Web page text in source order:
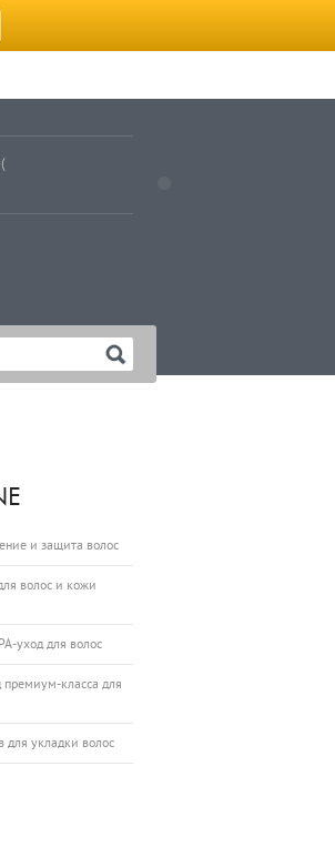
и защита волос
волос и кожи
уход для волос
премиум-класса для
для укладки волос